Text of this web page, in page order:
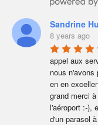
Sandrine
8 years ago
appel aux
nous
en en
grand merci
l'aéroport :-),
d'un parasol